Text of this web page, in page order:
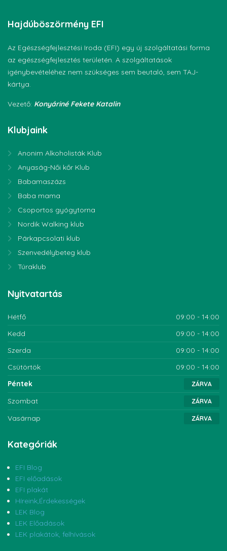
Hajdúböszörmény EFI
Az Egészségfejlesztési Iroda (EFI) egy új szolgáltatási forma
az egészségfejlesztés területén. A szolgáltatások
igénybevételéhez nem szükséges sem beutaló, sem TAJ-
kártya.
Vezető: Konyáriné Fekete Katalin
Klubjaink
Anonim Alkoholisták Klub
Anyaság-Női kőr Klub
Babamaszázs
Baba mama
Csoportos gyógytorna
Nordik Walking klub
Párkapcsolati klub
Szenvedélybeteg klub
Túraklub
Nyitvatartás
Hétfő
09:00 - 14:00
Kedd
09:00 - 14:00
Szerda
09:00 - 14:00
Csütörtök
09:00 - 14:00
Péntek
ZÁRVA
Szombat ZÁRVA
Vasárnap ZÁRVA
Kategóriák
EFI Blog
EFI előadások
EFI plakát
Híreink,Érdekességek
LEK Blog
LEK Előadások
LEK plakátok, felhívások